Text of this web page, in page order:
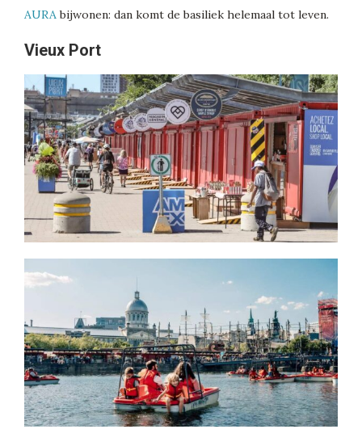
AURA bijwonen: dan komt de basiliek helemaal tot leven.
Vieux Port